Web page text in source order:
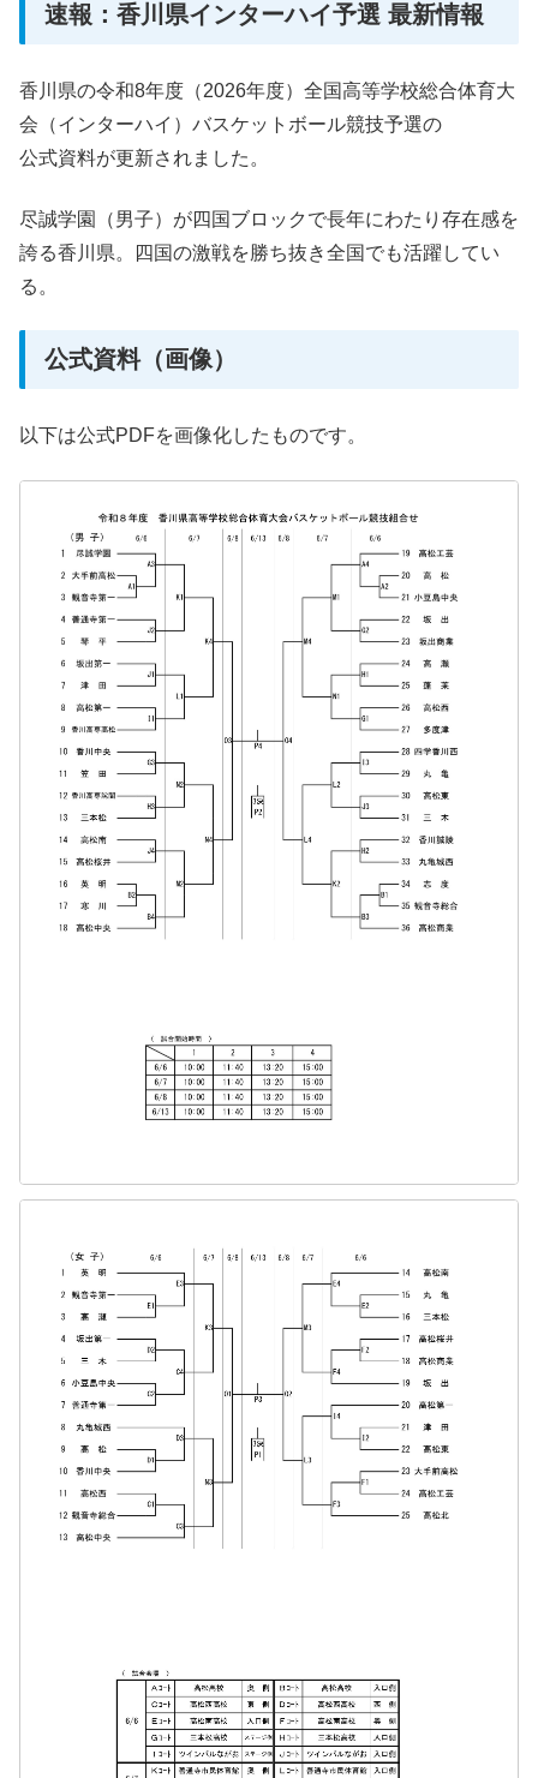
速報：香川県インターハイ予選 最新情報
香川県の令和8年度（2026年度）全国高等学校総合体育大
会（インターハイ）バスケットボール競技予選の
公式資料が更新されました。
尽誠学園（男子）が四国ブロックで長年にわたり存在感を
誇る香川県。四国の激戦を勝ち抜き全国でも活躍してい
る。
公式資料（画像）
以下は公式PDFを画像化したものです。